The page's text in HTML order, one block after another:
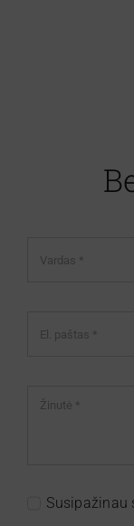
Susipažinau